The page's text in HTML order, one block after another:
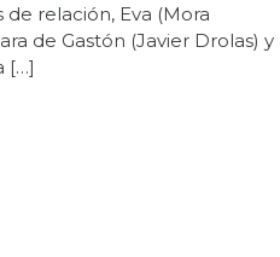
de relación, Eva (Mora
de Gastón (Javier Drolas) y
[…]